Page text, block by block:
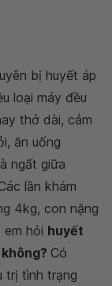
bị huyết áp
loại máy đều
thở dài, cảm
ăn uống
ngất giữa
lần khám
4kg, con nặng
hỏi huyết
Có
trị tình trạng